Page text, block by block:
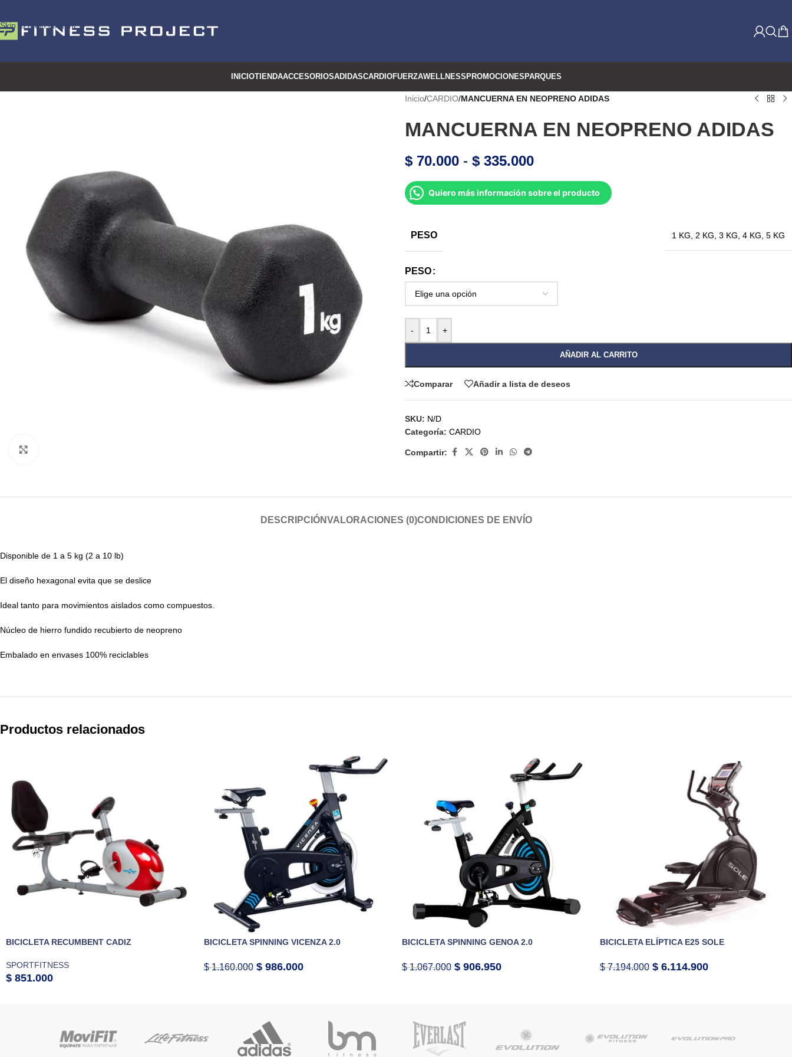
Skip to main content
INICIOTIENDAACCESORIOSADIDASCARDIOFUERZAWELLNESS PROMOCIONES PARQUES
Inicio/CARDIO/MANCUERNA EN NEOPRENO ADIDAS
MANCUERNA EN NEOPRENO ADIDAS
$ 70.000 - $ 335.000
Quiero más información sobre el producto
PESO 1 KG 2 KG 3 KG 4 KG 5 KG
PESO
- +
AÑADIR AL CARRITO
Comparar Añadir a lista de deseos
SKU: N/D
Categoría: CARDIO
Compartir:
DESCRIPCIÓNVALORACIONES (0)CONDICIONES DE ENVÍO
Disponible de 1 a 5 kg (2 a 10 lb)
El diseño hexagonal evita que se deslice
Ideal tanto para movimientos aislados como compuestos.
Núcleo de hierro fundido recubierto de neopreno
Embalado en envases 100% reciclables
Productos relacionados
BICICLETA RECUMBENT CADIZ
SPORTFITNESS
$ 851.000
BICICLETA SPINNING VICENZA 2.0
$1.160.000 $ 986.000
BICICLETA SPINNING GENOA 2.0
$1.067.000 $ 906.950
BICICLETA ELÍPTICA E25 SOLE
$7.194.000 $ 6.114.900